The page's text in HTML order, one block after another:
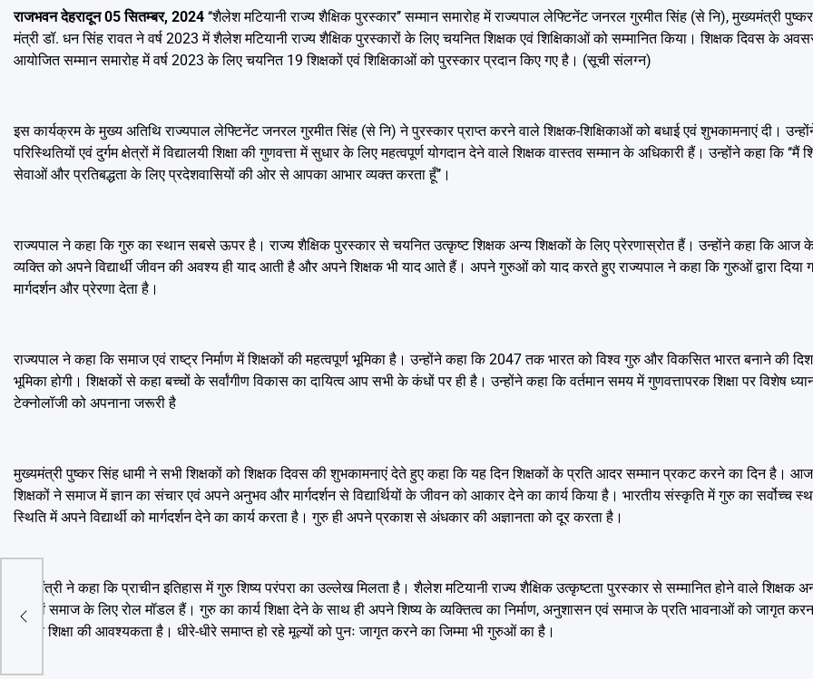
राजभवन देहरादून 05 सितम्बर, 2024 ‘‘शैलेश मटियानी राज्य शैक्षिक पुरस्कार’’ सम्मान समारोह में राज्यपाल लेफ्टिनेंट जनरल गुरमीत सिंह (से नि), मुख्यमंत्री
मंत्री डॉ. धन सिंह रावत ने वर्ष 2023 में शैलेश मटियानी राज्य शैक्षिक पुरस्कारों के लिए चयनित शिक्षक एवं शिक्षिकाओं को सम्मानित किया। शिक्षक दिवस के
आयोजित सम्मान समारोह में वर्ष 2023 के लिए चयनित 19 शिक्षकों एवं शिक्षिकाओं को पुरस्कार प्रदान किए गए है। (सूची संलग्न)
इस कार्यक्रम के मुख्य अतिथि राज्यपाल लेफ्टिनेंट जनरल गुरमीत सिंह (से नि) ने पुरस्कार प्राप्त करने वाले शिक्षक-शिक्षिकाओं को बधाई एवं शुभकामनाएं दी।
परिस्थितियों एवं दुर्गम क्षेत्रों में विद्यालयी शिक्षा की गुणवत्ता में सुधार के लिए महत्वपूर्ण योगदान देने वाले शिक्षक वास्तव सम्मान के अधिकारी हैं। उन्होंने कहा कि ‘‘मैं
सेवाओं और प्रतिबद्धता के लिए प्रदेशवासियों की ओर से आपका आभार व्यक्त करता हूँ’’।
राज्यपाल ने कहा कि गुरु का स्थान सबसे ऊपर है। राज्य शैक्षिक पुरस्कार से चयनित उत्कृष्ट शिक्षक अन्य शिक्षकों के लिए प्रेरणास्रोत हैं। उन्होंने कहा कि आज
व्यक्ति को अपने विद्यार्थी जीवन की अवश्य ही याद आती है और अपने शिक्षक भी याद आते हैं। अपने गुरुओं को याद करते हुए राज्यपाल ने कहा कि गुरुओं द्वारा दिया
मार्गदर्शन और प्रेरणा देता है।
राज्यपाल ने कहा कि समाज एवं राष्ट्र निर्माण में शिक्षकों की महत्वपूर्ण भूमिका है। उन्होंने कहा कि 2047 तक भारत को विश्व गुरु और विकसित भारत बनाने की
भूमिका होगी। शिक्षकों से कहा बच्चों के सर्वांगीण विकास का दायित्व आप सभी के कंधों पर ही है। उन्होंने कहा कि वर्तमान समय में गुणवत्तापरक शिक्षा पर विशेष
टेक्नोलॉजी को अपनाना जरूरी है
मुख्यमंत्री पुष्कर सिंह धामी ने सभी शिक्षकों को शिक्षक दिवस की शुभकामनाएं देते हुए कहा कि यह दिन शिक्षकों के प्रति आदर सम्मान प्रकट करने का दिन है। आज
शिक्षकों ने समाज में ज्ञान का संचार एवं अपने अनुभव और मार्गदर्शन से विद्यार्थियों के जीवन को आकार देने का कार्य किया है। भारतीय संस्कृति में गुरु का सर्वोच्च
स्थिति में अपने विद्यार्थी को मार्गदर्शन देने का कार्य करता है। गुरु ही अपने प्रकाश से अंधकार की अज्ञानता को दूर करता है।
मुख्यमंत्री ने कहा कि प्राचीन इतिहास में गुरु शिष्य परंपरा का उल्लेख मिलता है। शैलेश मटियानी राज्य शैक्षिक उत्कृष्टता पुरस्कार से सम्मानित होने वाले शिक्षक
देंगे एवं समाज के लिए रोल मॉडल हैं। गुरु का कार्य शिक्षा देने के साथ ही अपने शिष्य के व्यक्तित्व का निर्माण, अनुशासन एवं समाज के प्रति भावनाओं को जागृत
नैतिक शिक्षा की आवश्यकता है। धीरे-धीरे समाप्त हो रहे मूल्यों को पुनः जागृत करने का जिम्मा भी गुरुओं का है।